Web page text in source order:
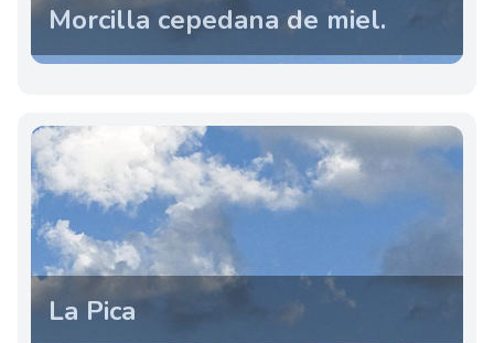
Morcilla cepedana de miel.
La Pica